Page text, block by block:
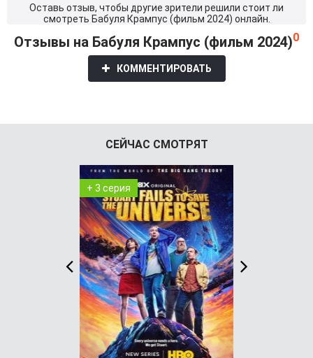
Оставь отзыв, чтобы другие зрители решили стоит ли
смотреть Бабуля Крампус (фильм 2024) онлайн.
Отзывы на Бабуля Крампус (фильм 2024)0
КОММЕНТИРОВАТЬ
СЕЙЧАС СМОТРЯТ
+ 3 серия